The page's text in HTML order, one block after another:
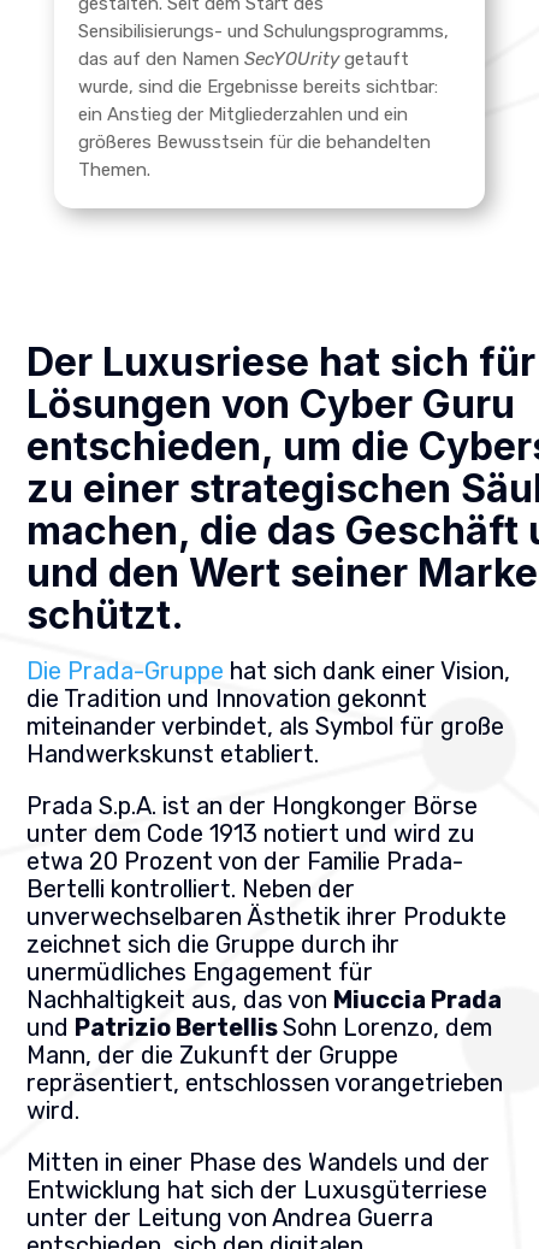
Sensibilisierungs- und Schulungsprogramms,
das auf den Namen SecYOUritygetauft
wurde, sind die Ergebnisse bereits sichtbar:
ein Anstieg der Mitgliederzahlen und ein
größeres Bewusstsein für die behandelten
Themen.
Der Luxusriese hat sich
Lösungen von Cyber Guru
entschieden, um die
zu einer strategischen
machen, die das
und den Wert seiner
schützt.
Die Prada-Gruppe hat sich dank einer Vision,
die Tradition und Innovation gekonnt
miteinander verbindet, als Symbol für große
Handwerkskunst etabliert.
Prada S.p.A. ist an der Hongkonger Börse
unter dem Code 1913 notiert und wird zu
etwa 20 Prozent von der Familie Prada-
Bertelli kontrolliert. Neben der
unverwechselbaren Ästhetik ihrer Produkte
zeichnet sich die Gruppe durch ihr
unermüdliches Engagement für
Nachhaltigkeit aus, das von Miuccia Prada
und Patrizio BertellisSohn Lorenzo, dem
Mann, der die Zukunft der Gruppe
repräsentiert, entschlossen vorangetrieben
wird.
Mitten in einer Phase des Wandels und der
Entwicklung hat sich der Luxusgüterriese
unter der Leitung von Andrea Guerra